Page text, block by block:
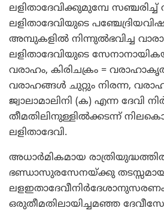
ലളിതാദേവിക്കുമുമ്പേ സഞ്ചരിച്ച്
ലളിതാദേവിയുടെ
അമ്പുകളില്‍ നിന്നുല്‍ഭവിച്ച
ലളിതാദേവിയുടെ
വരാഹം, കിരിചക്രം =
വരാഹങ്ങള്‍ ചുറ്റും നിരന്ന,
ജ്വാലാമാലിനി (ക) എന്ന ദേവി
തീമതിലിനുള്ളില്‍ക്കടന്ന്
ലളിതാദേവി.
അധാര്‍മികമായ
ഭണ്ഡാസുരസേനയ്ക്കു
ഒരുതീമതിലായിച്ചമഞ്ഞ